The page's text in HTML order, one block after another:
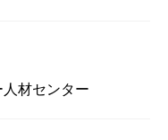
材センター